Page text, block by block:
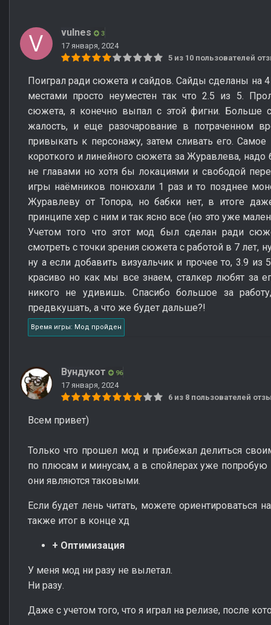
vulnes 3
17 января, 2024
5 из 10 пользователей
Поиграл ради сюжета и сайдов. Сайды сделаны на 4
местами просто неуместен так что 2.5 из 5.
сюжета, я конечно выпал с этой фигни. Больше
жалость, и еще разочарование в потраченном
привыкать к персонажу, затем сливать его.
короткого и линейного сюжета за Журавлева,
не главами но хотя бы локациями и свободой
игры наёмников понюхали 1 раз и то позднее
Журавлеву от Топора, но бабки нет, в итоге
принципе хер с ним и так ясно все (но это уже
Учетом того что этот мод был сделан ради
смотреть с точки зрения сюжета с работой в 7 лет,
ну а если добавить визуальчик и прочее то, 3.9 из
красиво но как мы все знаем, сталкер любят за
никого не удивишь. Спасибо большое за
предвкушать, а что же будет дальше?!
Время игры: Мод пройден
Вундукот 96
17 января, 2024
6 из 8 пользователей
Всем привет)
Только что прошел мод и прибежал делиться
по плюсам и минусам, а в спойлерах уже попробую
они являются таковыми.
Если будет лень читать, можете ориентироваться
также итог в конце хд
+ Оптимизация
У меня мод ни разу не вылетал.
Ни разу.
Даже с учетом того, что я играл на релизе, после